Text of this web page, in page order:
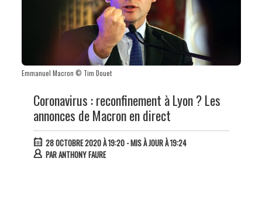
Emmanuel Macron © Tim Douet
Coronavirus : reconfinement à Lyon ? Les
annonces de Macron en direct
28 OCTOBRE 2020 À 19:20- MIS À JOUR À 19:24
PARANTHONY FAURE